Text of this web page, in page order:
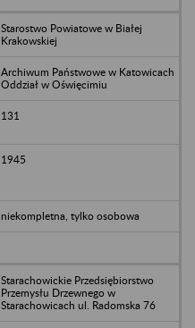
Starostwo Powiatowe w Białej
Krakowskiej
Archiwum Państwowe w Katowicach
Oddział w Oświęcimiu
131
1945
niekompletna, tylko osobowa
Starachowickie Przedsiębiorstwo
Przemysłu Drzewnego w
Starachowicach ul. Radomska 76